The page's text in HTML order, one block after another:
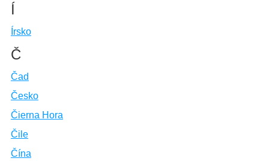
Í
Írsko
Č
Čad
Česko
Čierna Hora
Čile
Čína